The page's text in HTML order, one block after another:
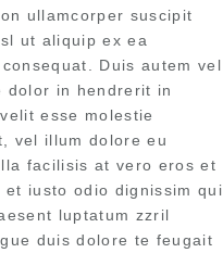
ullamcorper suscipit
ut aliquip ex ea
Duis autem vel
dolor in hendrerit in
esse molestie
vel illum dolore eu
facilisis at vero eros et
et iusto odio dignissim qui
luptatum zzril
duis dolore te feugait